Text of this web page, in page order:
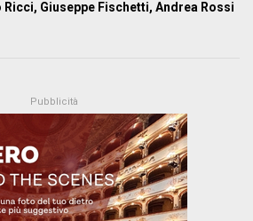
Giuseppe Fischetti, Andrea Rossi